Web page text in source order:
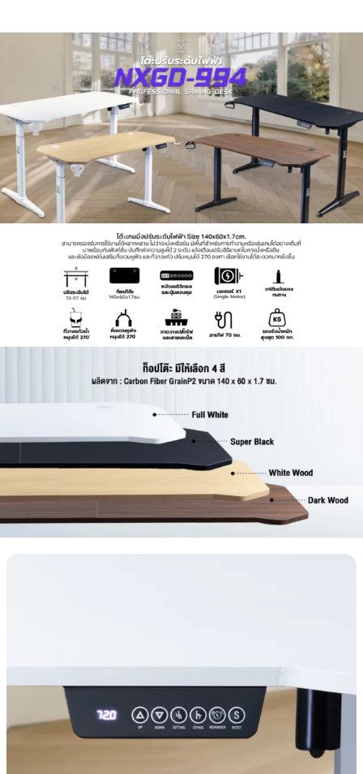
กดค้างและสามารถจดจำความสูงที่เราตั้งได้
มีที่รองแก้ว ที่แขวนหูฟัง ช่องสอดสายไฟ และ
กล่องเก็บสายไฟ
หน้า TOP กว้าง 140 x 60 x 1.5 cm
โครงและขาเป็นเหล็กแข็งแรง หนา 1.2 มม. รับน้ำ
หนักได้ 80-100 กิโลกรัม